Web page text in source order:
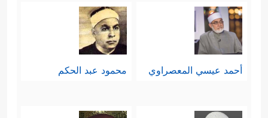
أحمد عيسي المعصراوي محمود عبد الحكم